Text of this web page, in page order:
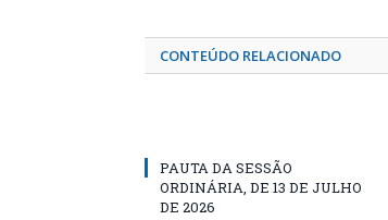
CONTEÚDO RELACIONADO
PAUTA DA SESSÃO
ORDINÁRIA, DE 13 DE JULHO
DE 2026